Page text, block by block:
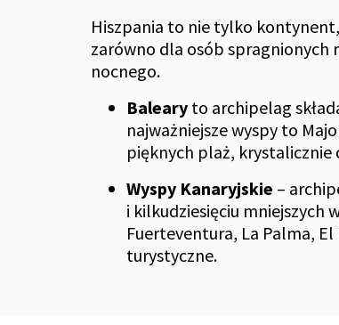
Hiszpania to nie tylko
zarówno dla osób spragnionych
nocnego.
Baleary to archipelag
najważniejsze wyspy to
pięknych plaż, krystalicznie
Wyspy Kanaryjskie –
i kilkudziesięciu mniejszych
Fuerteventura, La Palma,
turystyczne.